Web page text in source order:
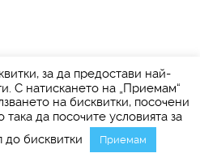
за да предостави най-
С натискането на „Приемам“
на бисквитки, посочени
да посочите условията за
бисквитки
Приемам